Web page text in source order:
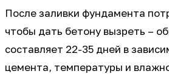
После заливки фундамента
чтобы дать бетону вызреть –
составляет 22-35 дней в
цемента, температуры и